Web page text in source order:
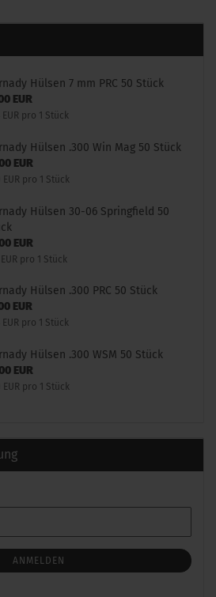
Hülsen 7 mm PRC 50 Stück
EUR
EUR pro 1 Stück
Hülsen .300 Win Mag 50 Stück
EUR
EUR pro 1 Stück
Hülsen 30-06 Springfield 50
EUR
EUR pro 1 Stück
Hülsen .300 PRC 50 Stück
EUR
EUR pro 1 Stück
Hülsen .300 WSM 50 Stück
EUR
EUR pro 1 Stück
ANMELDEN